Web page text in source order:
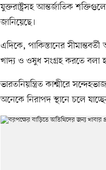
যুক্তরাষ্ট্রসহ আন্তর্জাতিক
জানিয়েছে।
এদিকে, পাকিস্তানের
খাদ্য ও ওষুধ সংগ্রহ করতে বলা
ভারতনিয়ন্ত্রিত কাশ্মীরে
অনেকে নিরাপদ স্থানে চলে